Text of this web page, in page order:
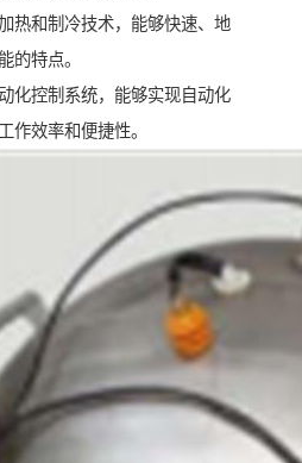
热和制冷技术，能够快速、地
的特点。
化控制系统，能够实现自动化
作效率和便捷性。